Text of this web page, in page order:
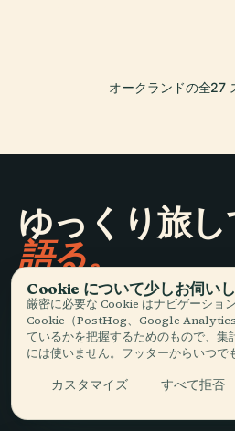
オークランドの全27
ゆっくり旅し
語る。
最新情報を受け取る
Cookie について少しお伺いし
厳密に必要な Cookie はナビゲーショ
Cookie（PostHog、Google
ているかを把握するためのもので、集
には使いません。フッターからいつで
カスタマイズ すべて拒否